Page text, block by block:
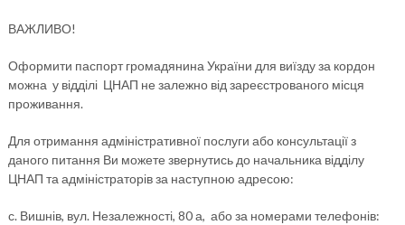
ВАЖЛИВО!
Оформити паспорт громадянина України для виїзду за кордон
можна у відділі ЦНАП не залежно від зареєстрованого місця
проживання.
Для отримання адміністративної послуги або консультації з
даного питання Ви можете звернутись до начальника відділу
ЦНАП та адміністраторів за наступною адресою:
с. Вишнів, вул. Незалежності, 80 а, або за номерами телефонів: